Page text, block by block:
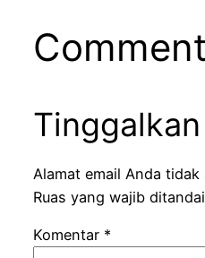
Alamat email Anda
Ruas yang wajib ditandai
Komentar *